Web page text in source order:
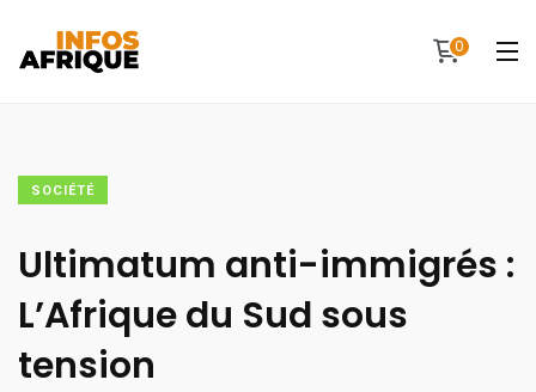
0
SOCIÉTÉ
Ultimatum anti-immigrés :
L’Afrique du Sud sous
tension